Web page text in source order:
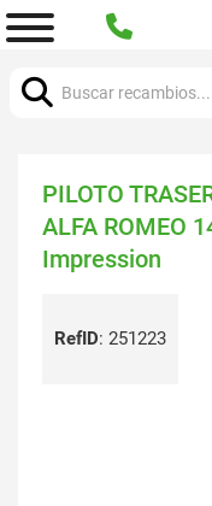
PILOTO
ALFA ROMEO
Impression
RefID: 251223